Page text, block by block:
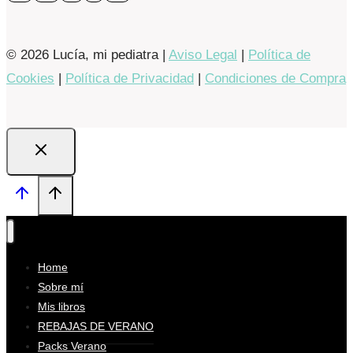
© 2026 Lucía, mi pediatra | Aviso Legal | Política de
Cookies | Política de Privacidad | Condiciones de Compra
Home
Sobre mí
Mis libros
REBAJAS DE VERANO
Packs Verano